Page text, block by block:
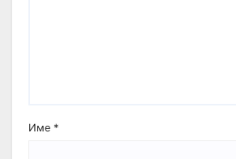
Име *